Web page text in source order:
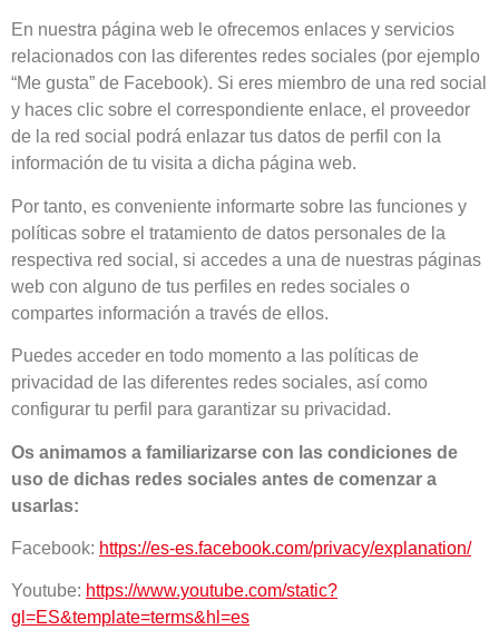
En nuestra página web le ofrecemos enlaces y servicios
relacionados con las diferentes redes sociales (por ejemplo
“Me gusta” de Facebook). Si eres miembro de una red social
y haces clic sobre el correspondiente enlace, el proveedor
de la red social podrá enlazar tus datos de perfil con la
información de tu visita a dicha página web.
Por tanto, es conveniente informarte sobre las funciones y
políticas sobre el tratamiento de datos personales de la
respectiva red social, si accedes a una de nuestras páginas
web con alguno de tus perfiles en redes sociales o
compartes información a través de ellos.
Puedes acceder en todo momento a las políticas de
privacidad de las diferentes redes sociales, así como
configurar tu perfil para garantizar su privacidad.
Os animamos a familiarizarse con las condiciones de
uso de dichas redes sociales antes de comenzar a
usarlas:
Facebook: https://es-es.facebook.com/privacy/explanation/
Youtube: https://www.youtube.com/static?
gl=ES&template=terms&hl=es